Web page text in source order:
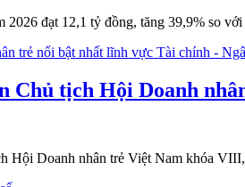
2026 đạt 12,1 tỷ đồng, tăng 39,9% so
Chủ tịch Hội Doanh
Doanh nhân trẻ Việt Nam khóa